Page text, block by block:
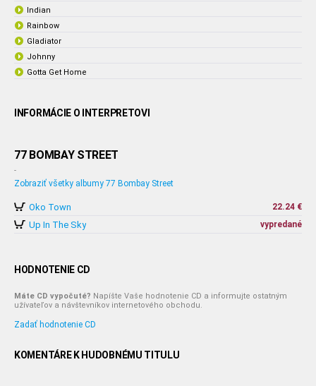
Indian
Rainbow
Gladiator
Johnny
Gotta Get Home
INFORMÁCIE O INTERPRETOVI
77 BOMBAY STREET
-
Zobraziť všetky albumy 77 Bombay Street
Oko Town 22.24 €
Up In The Sky vypredané
HODNOTENIE CD
Máte CD vypočuté? Napíšte Vaše hodnotenie CD a informujte ostatným
užívateľov a návštevníkov internetového obchodu.
Zadať hodnotenie CD
KOMENTÁRE K HUDOBNÉMU TITULU